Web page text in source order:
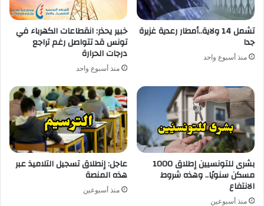
تشمل 14 ولاية..أمطار رعدية غزيرة
جدا
منذ أسبوع واحد
خبير يحذر: انقطاعات الكهرباء في
تونس قد تتواصل رغم تراجع
درجات الحرارة
منذ أسبوع واحد
بشرى للتونسيين إطلاق 1000
مسكن سنويًا.. وهذه شروط
الانتفاع
منذ أسبوعين
عاجل: إنطلاق تسجيل التلاميذ عبر
هذه المنصة
منذ أسبوعين